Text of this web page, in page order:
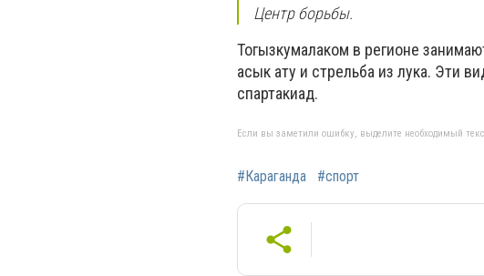
Центр борьбы.
Тогызкумалаком в регионе
асык ату и стрельба из лука. Эти
спартакиад.
Если вы заметили ошибку, выделите необходимый
#Караганда #спорт